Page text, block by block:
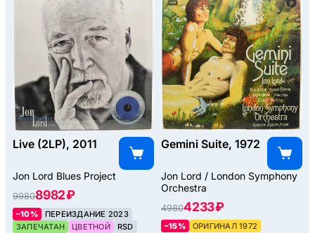
Live (2LP), 2011
Jon Lord Blues Project
99808982 ₽
–10%
ПЕРЕИЗДАНИЕ 2023
ЗАПЕЧАТАН
ЦВЕТНОЙ RSD
Gemini Suite, 1972
Jon Lord / London Symphony
Orchestra
49804233 ₽
–15% ОРИГИНАЛ 1972